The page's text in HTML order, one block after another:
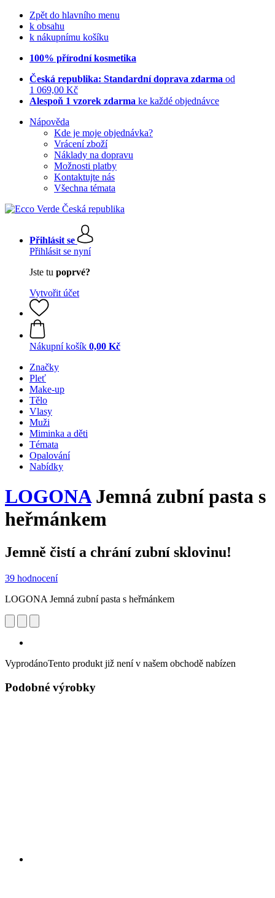
Zpět do hlavního menu
k obsahu
k nákupnímu košíku
100% přírodní kosmetika
Česká republika: Standardní doprava zdarma od
1 069,00 Kč
Alespoň 1 vzorek zdarma ke každé objednávce
Nápověda
Kde je moje objednávka?
Vrácení zboží
Náklady na dopravu
Možnosti platby
Kontaktujte nás
Všechna témata
Přihlásit se
Přihlásit se nyní
Jste tu poprvé?
Vytvořit účet
Nákupní košík 0,00 Kč
Značky
Pleť
Make-up
Tělo
Vlasy
Muži
Miminka a děti
Témata
Opalování
Nabídky
LOGONAJemná zubní pasta s
heřmánkem
Jemně čistí a chrání zubní sklovinu!
39 hodnocení
LOGONA Jemná zubní pasta s heřmánkem
VyprodánoTento produkt již není v našem obchodě nabízen
Podobné výrobky